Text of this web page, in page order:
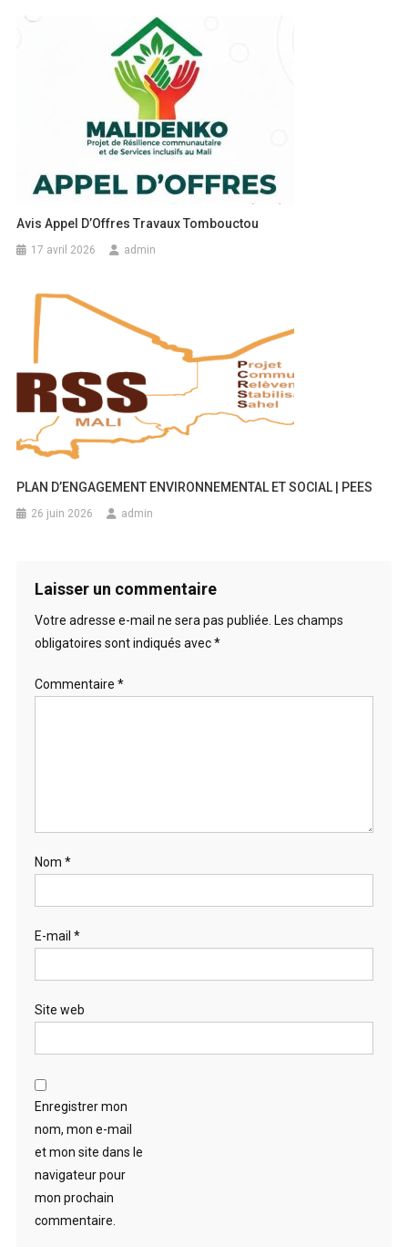
Avis Appel D’Offres Travaux Tombouctou
17 avril 2026 admin
PLAN D’ENGAGEMENT ENVIRONNEMENTAL ET SOCIAL | PEES
26 juin 2026 admin
Laisser un commentaire
Votre adresse e-mail ne sera pas publiée. Les champs
obligatoires sont indiqués avec*
Commentaire *
Nom *
E-mail *
Site web
Enregistrer mon
nom, mon e-mail
et mon site dans le
navigateur pour
mon prochain
commentaire.